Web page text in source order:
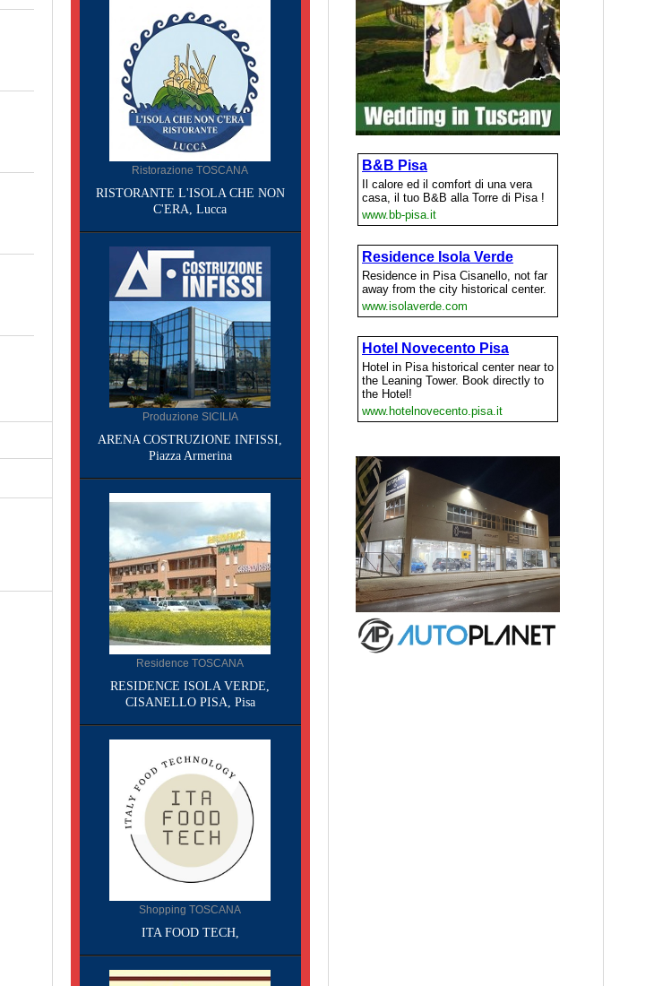
Ristorazione TOSCANA
RISTORANTE L'ISOLA CHE NON
C'ERA, Lucca
Produzione SICILIA
ARENA COSTRUZIONE INFISSI,
Piazza Armerina
Residence TOSCANA
RESIDENCE ISOLA VERDE,
CISANELLO PISA, Pisa
Shopping TOSCANA
ITA FOOD TECH,